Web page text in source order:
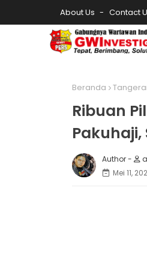
About Us Contact
Beranda
Ribuan
Mei 11,